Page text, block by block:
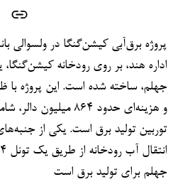
پروژه برق‌آبی کیشن‌گنگا در ولسوالی
اداره هند، بر روی رودخانه
توربین تولید برق است. یکی از
جهلم برای تولید برق است